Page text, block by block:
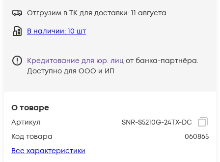
О товаре
Артикул
SNR-S5210G-24TX-DC
Код товара
060865
Все характеристики
Отгрузим в ТК для доставки: 11 августа
В наличии: 10 шт
Кредитование для юр. лиц от банка-партнёра.
Доступно для ООО и ИП